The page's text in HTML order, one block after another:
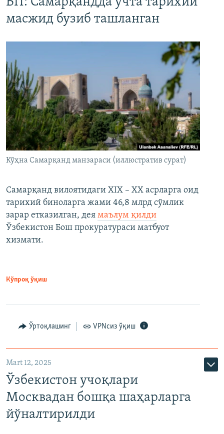
масжид бузиб ташланган
Кўҳна Самарқанд манзараси (иллюстратив сурат)
Самарқанд вилоятидаги XIX – XX асрларга оид
тарихий биноларга жами 46,8 млрд сўмлик
зарар етказилган, дея маълум қилди
Ўзбекистон Бош прокуратураси матбуот
хизмати.
Кўпроқ ўқиш
Ўртоқлашинг VPNсиз ўқиш
Mart 12, 2025
Ўзбекистон учоқлари
Москвадан бошқа шаҳарларга
йўналтирилди